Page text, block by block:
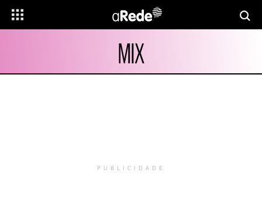
MIX
PUBLICIDADE